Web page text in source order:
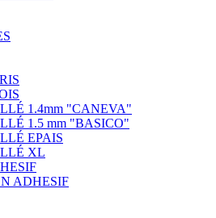
1.4mm "CANEVA"
1.5 mm "BASICO"
EPAIS
XL
ADHESIF